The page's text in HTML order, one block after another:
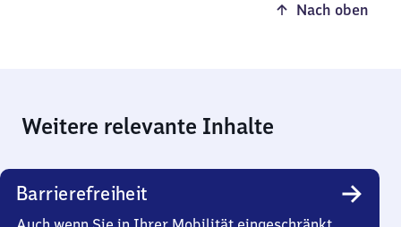
Nach oben
Weitere relevante Inhalte
Barrierefreiheit